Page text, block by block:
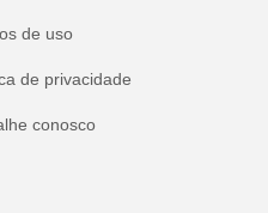
de uso
de privacidade
conosco